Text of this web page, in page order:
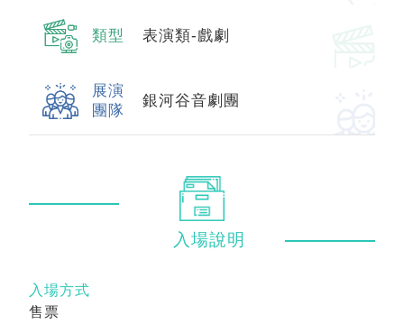
類型 表演類-戲劇
展演
團隊
銀河谷音劇團
入場說明
入場方式
售票